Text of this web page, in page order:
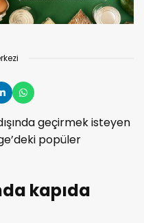
geçirmek isteyen
popüler
kapıda